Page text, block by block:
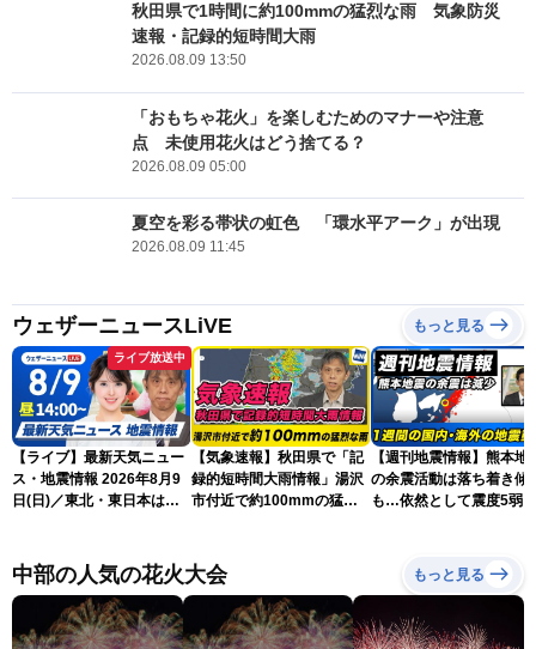
秋田県で1時間に約100mmの猛烈な雨 気象防災
速報・記録的短時間大雨
2026.08.09 13:50
「おもちゃ花火」を楽しむためのマナーや注意
点 未使用花火はどう捨てる？
2026.08.09 05:00
夏空を彩る帯状の虹色 「環水平アーク」が出現
2026.08.09 11:45
ウェザーニュースLiVE もっと見る
ライブ放送中
【ライブ】最新天気ニュー
ス・地震情報 2026年8月9
日(日)／東北・東日本は急
小川千奈／芳野達郎〉
【気象速報】秋田県で「記
録的短時間大雨情報」湯沢
市付近で約100mmの猛烈
【週刊地震情報】熊本地
の余震活動は落ち着き傾
も…依然として震度5弱警
中部の人気の花火大会 もっと見る